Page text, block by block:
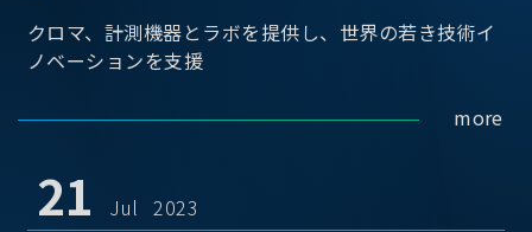
クロマ、計測機器とラボを提供し、世界の若き技術イ
ノベーションを支援
more
21 Jul 2023